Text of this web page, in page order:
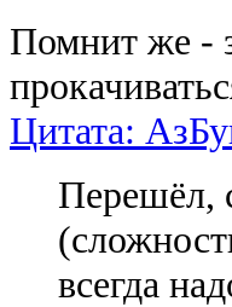
Помнит же -
Цитата:
Перешёл,
всегда